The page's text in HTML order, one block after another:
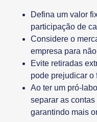
Defina um valor
participação de
Considere o
empresa para
Evite retiradas
pode prejudicar o
Ao ter um pró-
separar as
garantindo mais